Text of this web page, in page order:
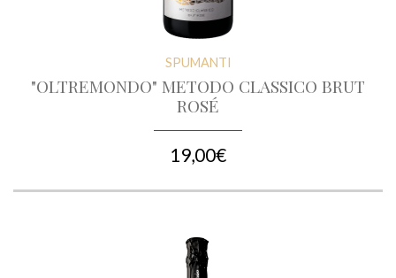
SPUMANTI
"OLTREMONDO" METODO CLASSICO BRUT
ROSÉ
19,00€